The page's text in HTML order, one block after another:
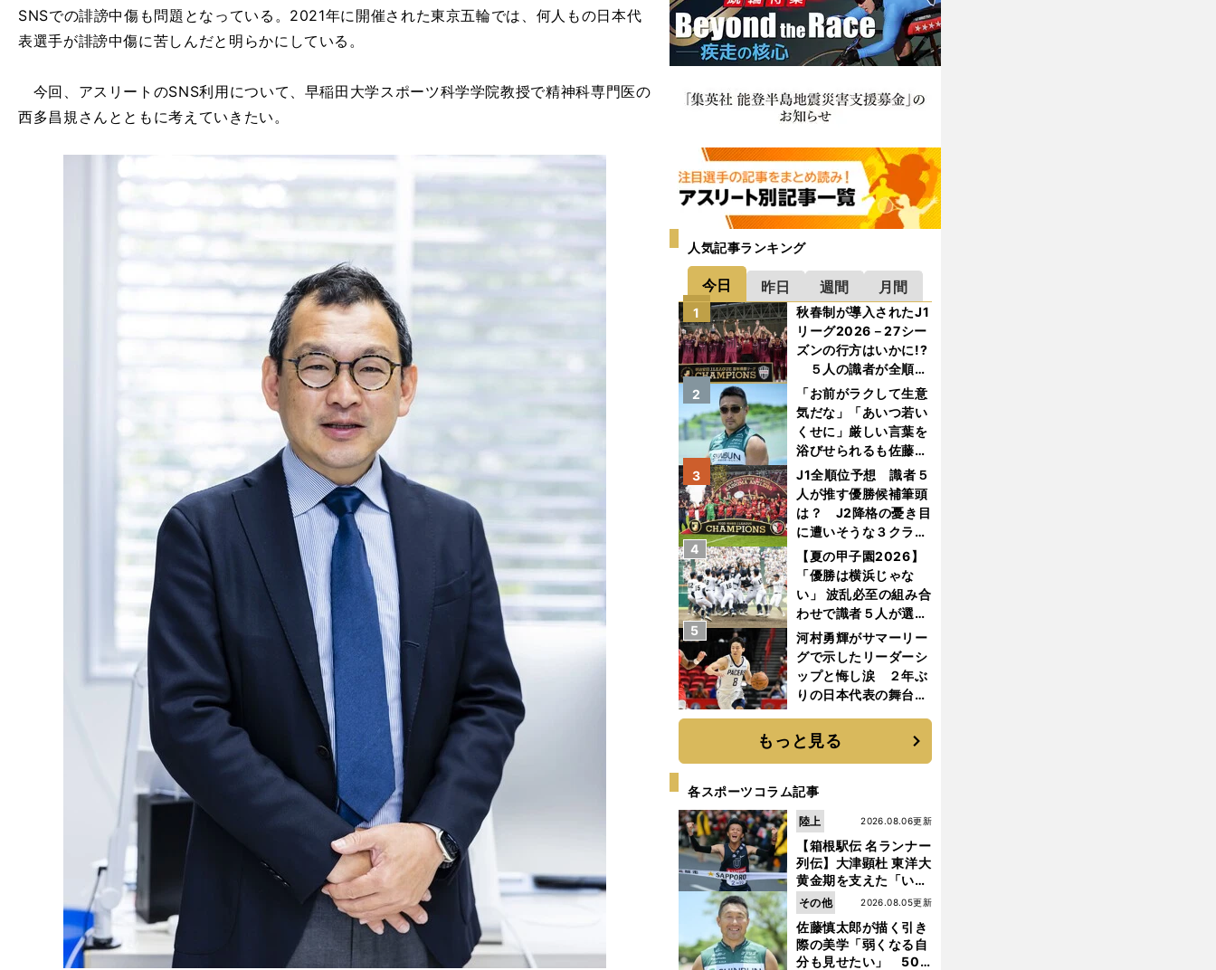
SNSでの誹謗中傷も問題となっている。2021年に開催された東京五輪では、何人もの日本代
表選手が誹謗中傷に苦しんだと明らかにしている。
今回、アスリートのSNS利用について、早稲田大学スポーツ科学学院教授で精神科専門医の
西多昌規さんとともに考えていきたい。
人気記事ランキング
今日 昨日 週間 月間
秋春制が導入されたJ1
リーグ2026－27シー
ズンの行方はいかに!?
５人の識者が全順位
を大胆予想
1
「お前がラクして生意
気だな」「あいつ若い
くせに」厳しい言葉を
浴びせられるも佐藤慎
太郎が貫いた誇りとフ
ァンへの思い
2
J1全順位予想 識者５
人が推す優勝候補筆頭
は？ J2降格の憂き目
に遭いそうな３クラブ
とは？
3
【夏の甲子園2026】
「優勝は横浜じゃな
い」 波乱必至の組み合
わせで識者５人が選ん
だ優勝校はここだ！
4
河村勇輝がサマーリー
グで示したリーダーシ
ップと悔し涙 ２年ぶ
りの日本代表の舞台を
は続く
5
もっと見る
各スポーツコラム記事
【箱根駅伝 名ランナー
列伝】大津顕杜 東洋大
黄金期を支えた「いぶ
し銀」の存在 最後は同
期の設楽兄弟も受賞で
きなかった金栗杯に輝
く
2026.08.06更新
陸上
佐藤慎太郎が描く引き
際の美学「弱くなる自
分も見せたい」 50
2026.08.05更新
その他